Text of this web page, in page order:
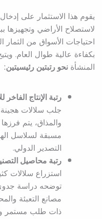
يقوم هذا الاستثمار على
لاستصلاح الأراضي وتجهيزها
احتياجات الأسواق من الثمار
بكفاءة عالية طوال العام.
المنشأة نحو رتبتين رئيسيتين:
رتبة الإنتاج
جلب سلالات هجينة
والمذاق، يتم فرزها
مسبقة لسلاسل
التصدير الدولي.
رتبة محاصيل
استزراع سلالات
توضحه دراسة
مصانع التعبئة
ذات طلب مستمر